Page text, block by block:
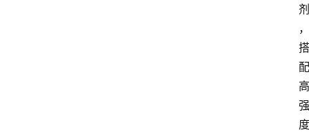
剂
，
搭
配
高
强
度